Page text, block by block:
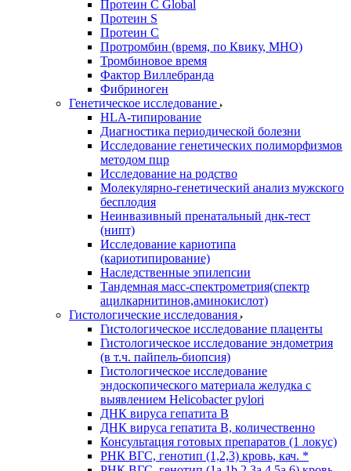
Протеин C Global
Протеин S
Протеин С
Протромбин (время, по Квику, МНО)
Тромбиновое время
Фактор Виллебранда
Фибриноген
Генетическое исследование
HLA-типирование
Диагностика периодической болезни
Исследование генетических полиморфизмов
методом пцр
Исследование на родство
Молекулярно-генетический анализ мужского
бесплодия
Неинвазивный пренатальный днк-тест
(нипт)
Исследование кариотипа
(кариотипирование)
Наследственные эпилепсии
Тандемная масс-спектрометрия(спектр
ацилкарнитинов,аминокислот)
Гистологические исследования
Гистологическое исследование плаценты
Гистологическое исследование эндометрия
(в т.ч. пайпель-биопсия)
Гистологическое исследование
эндоскопического материала желудка с
выявлением Helicobacter pylori
ДНК вируса гепатита B
ДНК вируса гепатита B, количественно
Консультация готовых препаратов (1 локус)
РНК ВГC, генотип (1,2,3) кровь, кач. *